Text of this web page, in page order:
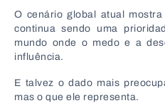
O cenário global atual
continua sendo uma
mundo onde o medo e a
influência.
E talvez o dado mais
mas o que ele representa.